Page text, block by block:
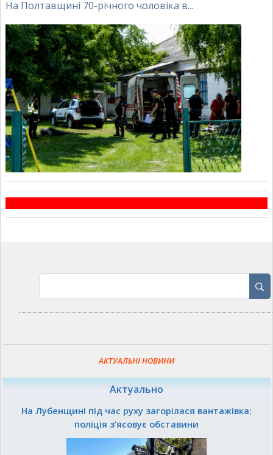
На Полтавщині 70-річного чоловіка в...
АКТУАЛЬНІ НОВИНИ
Актуально
На Лубенщині під час руху загорілася вантажівка:
поліція з’ясовує обставини